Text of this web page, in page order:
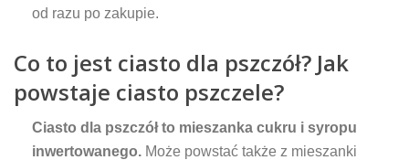
od razu po zakupie.
Co to jest ciasto dla pszczół? Jak
powstaje ciasto pszczele?
Ciasto dla pszczół to mieszanka cukru i syropu
inwertowanego. Może powstać także z mieszanki